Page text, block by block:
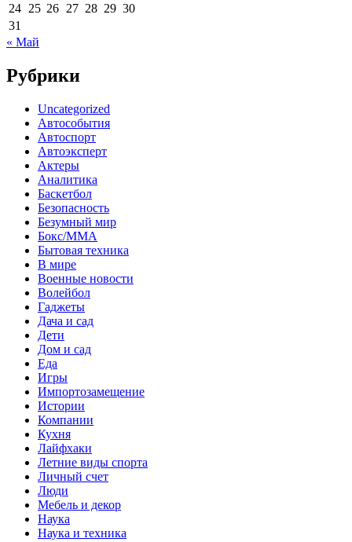
24 25 26 27 28 29 30
31
« Май
Рубрики
Uncategorized
Автособытия
Автоспорт
Автоэксперт
Актеры
Аналитика
Баскетбол
Безопасность
Безумный мир
Бокс/MMA
Бытовая техника
В мире
Военные новости
Волейбол
Гаджеты
Дача и сад
Дети
Дом и сад
Еда
Игры
Импортозамещение
Истории
Компании
Кухня
Лайфхаки
Летние виды спорта
Личный счет
Люди
Мебель и декор
Наука
Наука и техника